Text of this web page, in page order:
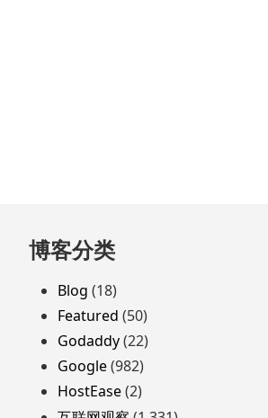
跳
至
页
脚
博客分类
Blog (18)
Featured (50)
Godaddy(22)
Google(982)
HostEase(2)